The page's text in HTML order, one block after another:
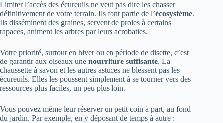
Limiter l’accès des écureuils ne veut pas dire les chasser
définitivement de votre terrain. Ils font partie de l’écosystème.
Ils disséminent des graines, servent de proies à certains
rapaces, animent les arbres par leurs acrobaties.
Votre priorité, surtout en hiver ou en période de disette, c’est
de garantir aux oiseaux une nourriture suffisante. La
chaussette à savon et les autres astuces ne blessent pas les
écureuils. Elles les poussent simplement à se tourner vers des
ressources plus faciles, un peu plus loin.
Vous pouvez même leur réserver un petit coin à part, au fond
du jardin. Par exemple, en y déposant de temps à autre :